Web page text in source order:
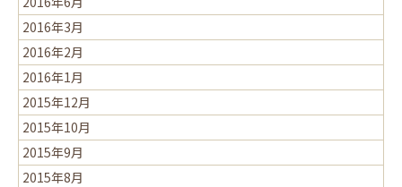
2016年3月
2016年2月
2016年1月
2015年12月
2015年10月
2015年9月
2015年8月